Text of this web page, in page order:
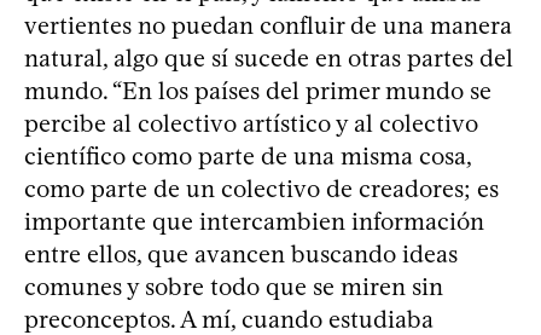
vertientes no puedan confluir de una manera
natural, algo que sí sucede en otras partes del
mundo. “En los países del primer mundo se
percibe al colectivo artístico y al colectivo
científico como parte de una misma cosa,
como parte de un colectivo de creadores; es
importante que intercambien información
entre ellos, que avancen buscando ideas
comunes y sobre todo que se miren sin
preconceptos. A mí, cuando estudiaba